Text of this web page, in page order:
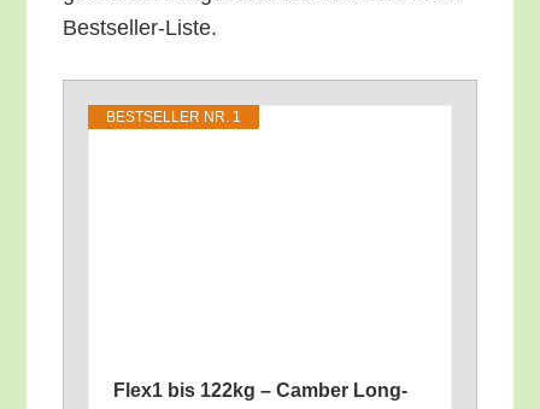
Bestseller-Liste.
BEST­SEL­LER NR. 1
Flex1 bis 122kg – Cam­ber Long­